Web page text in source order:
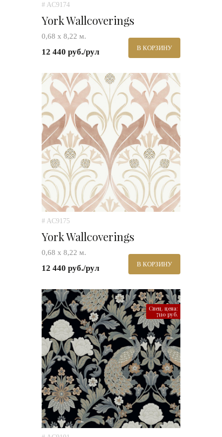
# AC9174
York Wallcoverings
0,68 х 8,22 м.
12 440 руб./рул В КОРЗИНУ
# AC9175
York Wallcoverings
0,68 х 8,22 м.
12 440 руб./рул В КОРЗИНУ
Спец. цена:
7110 руб.